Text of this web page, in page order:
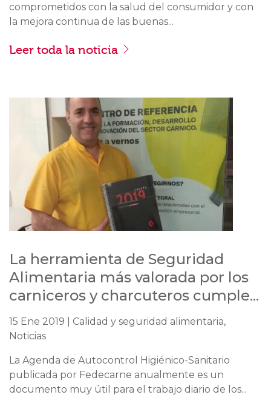
comprometidos con la salud del consumidor y con
la mejora continua de las buenas...
Leer toda la noticia
La herramienta de Seguridad
Alimentaria más valorada por los
carniceros y charcuteros cumple...
15 Ene 2019 | Calidad y seguridad alimentaria,
Noticias
La Agenda de Autocontrol Higiénico-Sanitario
publicada por Fedecarne anualmente es un
documento muy útil para el trabajo diario de los...